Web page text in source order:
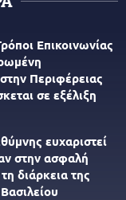
Επικοινωνίας
Περιφέρειας
σε εξέλιξη
ευχαριστεί
στην ασφαλή
διάρκεια της